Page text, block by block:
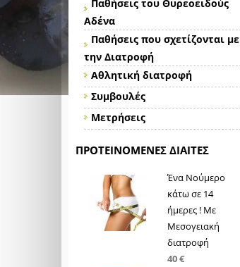
Παθήσεις του Θυρεοειδούς
Αδένα
Παθήσεις που σχετίζονται με
την Διατροφή
Αθλητική διατροφή
Συμβουλές
Μετρήσεις
ΠΡΟΤΕΙΝΌΜΕΝΕΣ ΔΊΑΙΤΕΣ
Ένα Νούμερο
κάτω σε 14
ήμερες ! Με
Μεσογειακή
διατροφή
40 €